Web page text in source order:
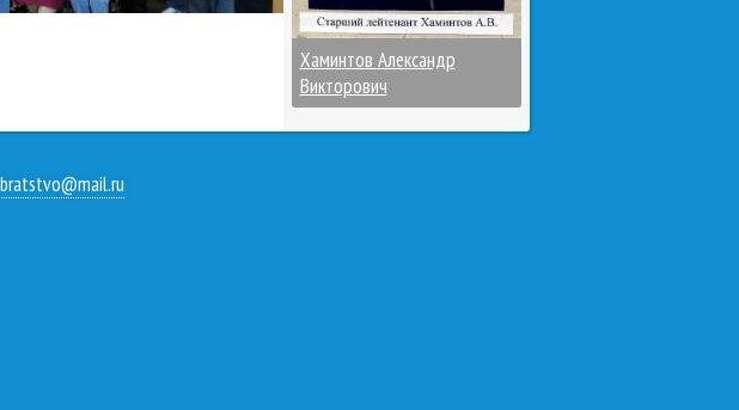
Хаминтов Александр
Викторович